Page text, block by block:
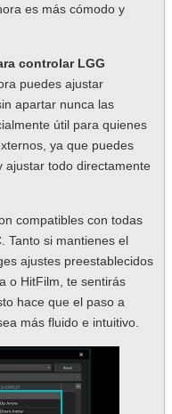
es más cómodo y
controlar LGG
puedes ajustar
apartar nunca las
útil para quienes
ya que puedes
ajustar todo directamente
compatibles con todas
Tanto si mantienes el
ajustes preestablecidos
o HitFilm, te sentirás
hace que el paso a
más fluido e intuitivo.